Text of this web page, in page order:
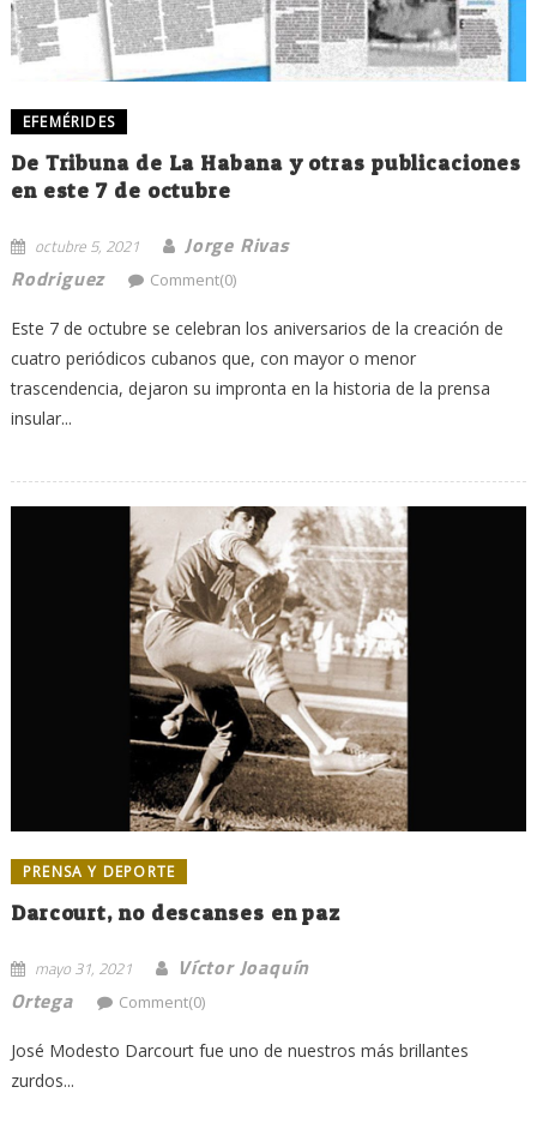
EFEMÉRIDES
De Tribuna de La Habana y otras publicaciones
en este 7 de octubre
octubre 5, 2021
Jorge Rivas
Rodriguez
Comment(0)
Este 7 de octubre se celebran los aniversarios de la creación de
cuatro periódicos cubanos que, con mayor o menor
trascendencia, dejaron su impronta en la historia de la prensa
insular...
PRENSA Y DEPORTE
Darcourt, no descanses en paz
mayo 31, 2021
Víctor Joaquín
Ortega
Comment(0)
José Modesto Darcourt fue uno de nuestros más brillantes
zurdos...